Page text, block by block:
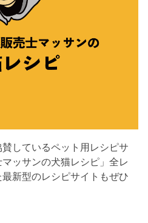
しているペット用レシピサ
ッサンの犬猫レシピ」全レ
新型のレシピサイトもぜひ